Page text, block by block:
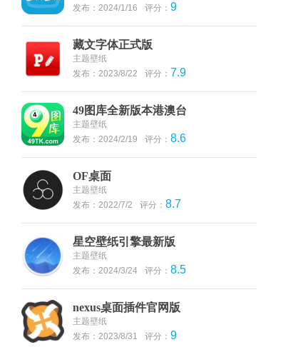
发布：2024/1/16
评分： 9
藏文字体正式版
主题壁纸
发布：2023/8/22
评分： 7.9
49图库全新版本港澳台
主题壁纸
发布：2024/2/19
评分： 8.6
OF桌面
主题壁纸
发布：2022/7/2
评分： 8.7
星空壁纸引擎最新版
主题壁纸
发布：2024/3/24
评分： 8.5
nexus桌面插件官网版
主题壁纸
发布：2023/8/31
评分： 9